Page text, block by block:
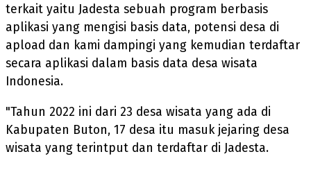
terkait yaitu Jadesta sebuah program berbasis
aplikasi yang mengisi basis data, potensi desa di
apload dan kami dampingi yang kemudian terdaftar
secara aplikasi dalam basis data desa wisata
Indonesia.
"Tahun 2022 ini dari 23 desa wisata yang ada di
Kabupaten Buton, 17 desa itu masuk jejaring desa
wisata yang terintput dan terdaftar di Jadesta.